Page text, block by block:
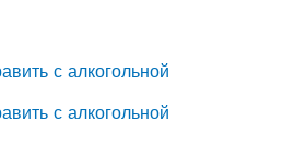
с алкогольной
с алкогольной